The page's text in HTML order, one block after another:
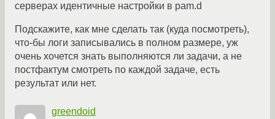
серверах идентичные настройки в pam.d
Подскажите, как мне сделать так (куда посмотреть),
что-бы логи записывались в полном размере, уж
очень хочется знать выполняются ли задачи, а не
постфактум смотреть по каждой задаче, есть
результат или нет.
greendoid